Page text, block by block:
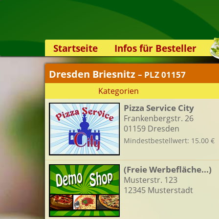
Startseite
Infos für Besteller
Lieferservice-App
Weiterempfehlen
Newsletter
Sicherheit
Kontakt
Dresden Briesnitz – PLZ 01157
Kategorien
Pizza Service City
Frankenbergstr. 26
01159 Dresden
Mindestbestellwert: 15.00 €
(Freie Werbefläche...)
Musterstr. 123
12345 Musterstadt